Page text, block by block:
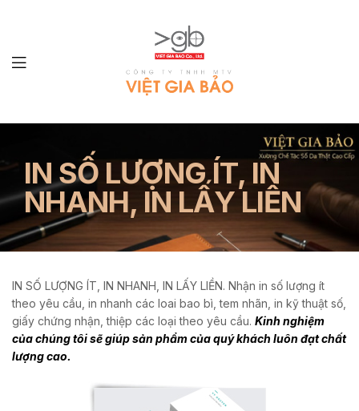
LÀM
SỔ
TAY
IN SỐ LƯỢNG ÍT, IN
NHANH, IN LẤY LIỀN
IN SỐ LƯỢNG ÍT, IN NHANH, IN LẤY LIỀN. Nhận in số lượng ít
theo yêu cầu, in nhanh các loai bao bì, tem nhãn, in kỹ thuật số,
giấy chứng nhận, thiệp các loại theo yêu cầu. Kinh nghiệm
của chúng tôi sẽ giúp sản phẩm của quý khách luôn đạt chất
lượng cao.